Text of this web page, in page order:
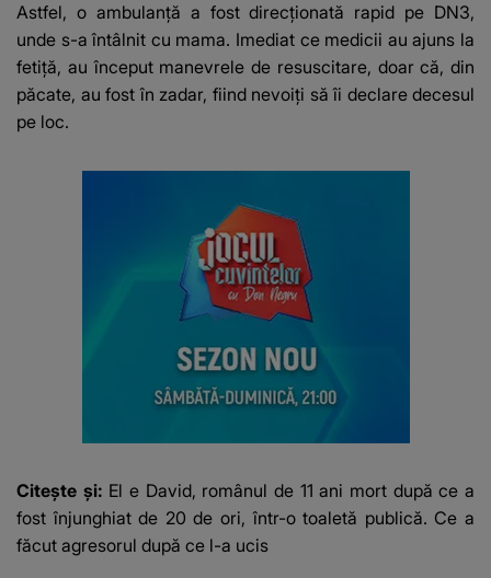
Astfel, o ambulanță a fost direcționată rapid pe DN3,
unde s-a întâlnit cu mama. Imediat ce medicii au ajuns la
fetiță, au început manevrele de resuscitare, doar că, din
păcate, au fost în zadar, fiind nevoiți să îi declare decesul
pe loc.
Citește și: El e David, românul de 11 ani mort după ce a
fost înjunghiat de 20 de ori, într-o toaletă publică. Ce a
făcut agresorul după ce l-a ucis